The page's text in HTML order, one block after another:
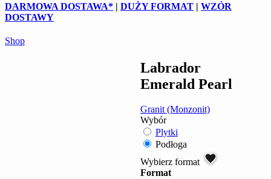
DARMOWA DOSTAWA* | DUŻY FORMAT | WZÓR
DOSTAWY
Shop
Labrador
Emerald Pearl
Granit (Monzonit)
Wybór
Plytki
Podłoga
Wybierz format
Format